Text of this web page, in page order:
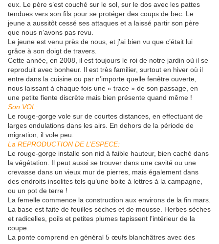
eux. Le père s’est couché sur le sol, sur le dos avec les pattes
tendues vers son fils pour se protéger des coups de bec. Le
jeune a aussitôt cessé ses attaques et a laissé partir son père
que nous n’avons pas revu.
Le jeune est venu près de nous, et j’ai bien vu que c’était lui
grâce à son doigt de travers.
Cette année, en 2008, il est toujours le roi de notre jardin où il se
reproduit avec bonheur. Il est très familier, surtout en hiver où il
entre dans la cuisine ou par n’importe quelle fenêtre ouverte,
nous laissant à chaque fois une « trace » de son passage, en
une petite fiente discrète mais bien présente quand même !
Son VOL:
Le rouge-gorge vole sur de courtes distances, en effectuant de
larges ondulations dans les airs. En dehors de la période de
migration, il vole peu.
La REPRODUCTION DE L’ESPECE:
Le rouge-gorge installe son nid à faible hauteur, bien caché dans
la végétation. Il peut aussi se trouver dans une cavité ou une
crevasse dans un vieux mur de pierres, mais également dans
des endroits insolites tels qu’une boite à lettres à la campagne,
ou un pot de terre !
La femelle commence la construction aux environs de la fin mars.
La base est faite de feuilles sèches et de mousse. Herbes sèches
et radicelles, poils et petites plumes tapissent l’intérieur de la
coupe.
La ponte comprend en général 5 œufs blanchâtres avec des